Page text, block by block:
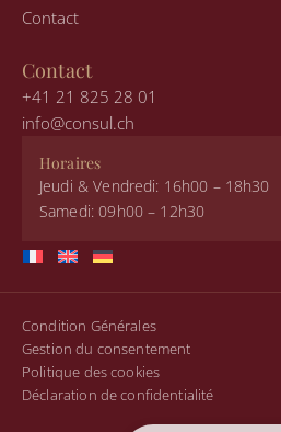
Contact
Contact
+41 21 825 28 01
info@consul.ch
Horaires
Jeudi & Vendredi: 16h00 – 18h30
Samedi: 09h00 – 12h30
Condition Générales
Gestion du consentement
Politique des cookies
Déclaration de confidentialité